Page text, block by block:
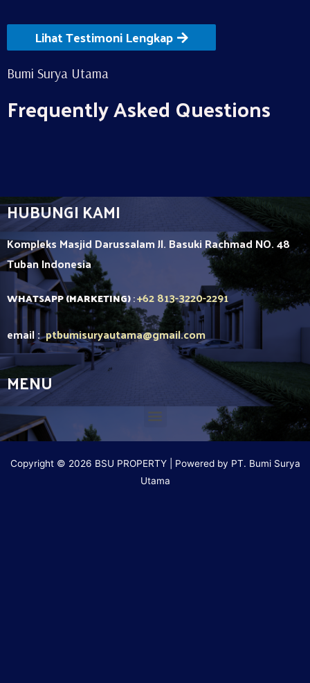
Lihat Testimoni Lengkap
Bumi Surya Utama
Frequently Asked Questions
HUBUNGI KAMI
Kompleks Masjid Darussalam Jl. Basuki Rachmad NO. 48
TubanIndonesia
WHATSAPP (MARKETING):+62 813-3220-2291
email :ptbumisuryautama@gmail.com
MENU
Copyright © 2026 BSU PROPERTY | Powered by PT. Bumi Surya
Utama